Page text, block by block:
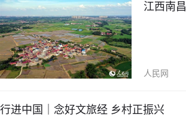
江西南
人民网
行进中国｜念好文旅经 乡村正振兴